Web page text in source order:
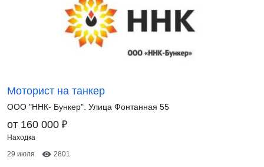
Моторист на танкер
ООО "ННК- Бункер". Улица Фонтанная 55
от 160 000 ₽
Находка
29 июля
2801